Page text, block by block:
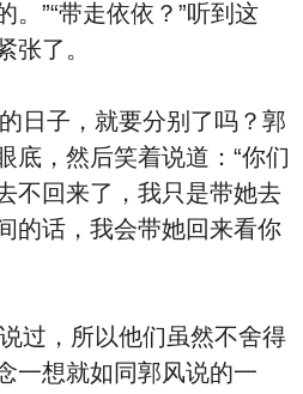
。”“带走依依？”听到这
张了。
日子，就要分别了吗？郭
底，然后笑着说道：“你们
不回来了，我只是带她去
的话，我会带她回来看你
过，所以他们虽然不舍得
一想就如同郭风说的一